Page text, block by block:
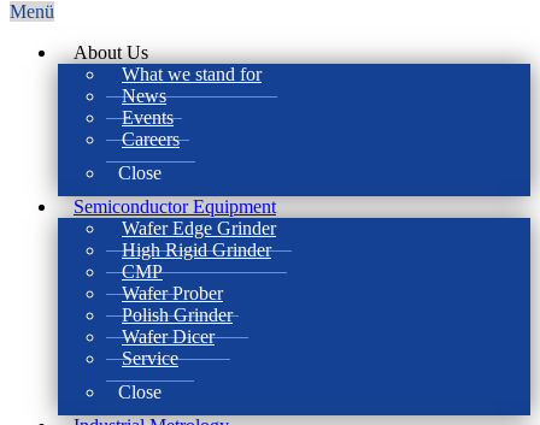
Menü
About Us
What we stand for
News
Events
Careers
Close
Semiconductor Equipment
Wafer Edge Grinder
High Rigid Grinder
CMP
Wafer Prober
Polish Grinder
Wafer Dicer
Service
Close